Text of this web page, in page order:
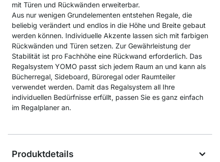
mit Türen und Rückwänden erweiterbar.
Aus nur wenigen Grundelementen entstehen Regale, die
beliebig verändert und endlos in die Höhe und Breite gebaut
werden können. Individuelle Akzente lassen sich mit farbigen
Rückwänden und Türen setzen. Zur Gewährleistung der
Stabilität ist pro Fachhöhe eine Rückwand erforderlich. Das
Regalsystem YOMO passt sich jedem Raum an und kann als
Bücherregal, Sideboard, Büroregal oder Raumteiler
verwendet werden. Damit das Regalsystem all Ihre
individuellen Bedürfnisse erfüllt, passen Sie es ganz einfach
im Regalplaner an.
Produktdetails